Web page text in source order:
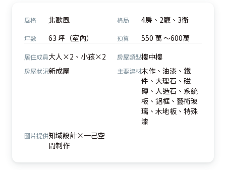
風格 北歐風 格局 4房、2廳、3衛
坪數 63 坪（室內） 預算 550 萬 ～600萬
居住成員大人×2、小孩×2 房屋類型樓中樓
房屋狀況新成屋 主要建材木作、油漆、鐵
件、大理石、磁
磚、人造石、系統
板、鋁框、藝術玻
璃、木地板、特殊
漆
圖片提供知域設計×一己空
間制作